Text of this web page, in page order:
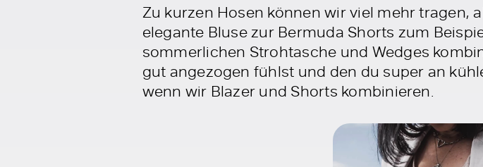
Zu kurzen Hosen können wir viel mehr tragen,
elegante Bluse zur Bermuda Shorts zum
sommerlichen Strohtasche und Wedges
gut angezogen fühlst und den du super an
wenn wir Blazer und Shorts kombinieren.